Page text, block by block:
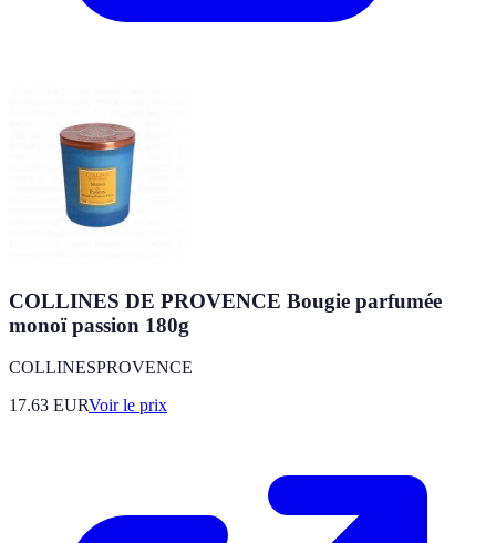
COLLINES DE PROVENCE Bougie parfumée
monoï passion 180g
COLLINESPROVENCE
17.63 EURVoir le prix